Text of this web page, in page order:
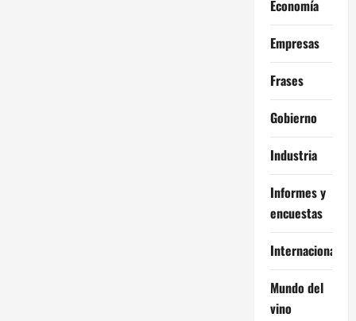
Economía
Empresas
Frases
Gobierno
Industria
Informes y
encuestas
Internacional
Mundo del
vino